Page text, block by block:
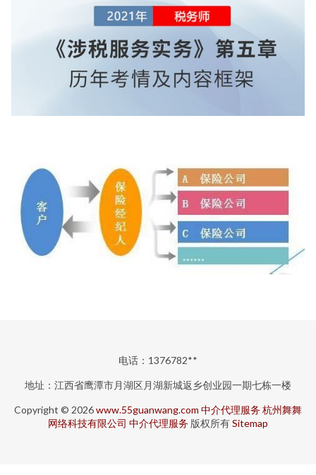
电话：1376782**
地址：江西省鹰潭市月湖区月湖新城返乡创业园一期七栋一楼
Copyright © 2026www.55guanwang.com 中介代理服务 杭州舞舞
网络科技有限公司 中介代理服务 版权所有Sitemap